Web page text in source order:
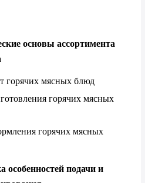
основы ассортимента
горячих мясных блюд
горячих мясных
горячих мясных
особенностей подачи и